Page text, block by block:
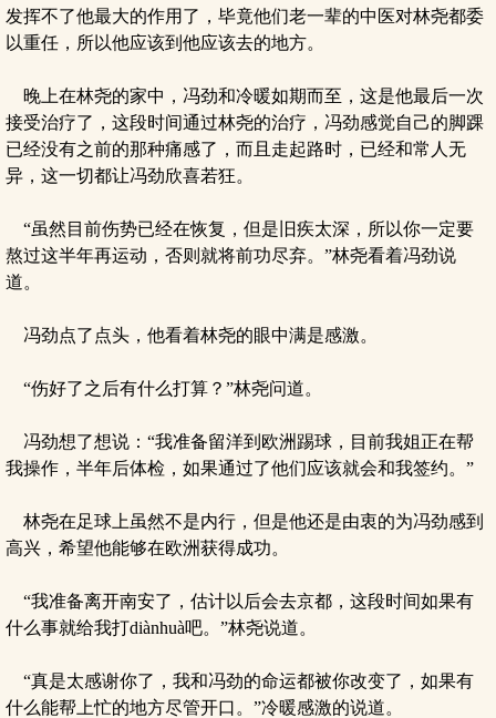
发挥不了他最大的作用了，毕竟他们老一辈的中医对林尧都委
以重任，所以他应该到他应该去的地方。
晚上在林尧的家中，冯劲和冷暖如期而至，这是他最后一次
接受治疗了，这段时间通过林尧的治疗，冯劲感觉自己的脚踝
已经没有之前的那种痛感了，而且走起路时，已经和常人无
异，这一切都让冯劲欣喜若狂。
“虽然目前伤势已经在恢复，但是旧疾太深，所以你一定要
熬过这半年再运动，否则就将前功尽弃。”林尧看着冯劲说
道。
冯劲点了点头，他看着林尧的眼中满是感激。
“伤好了之后有什么打算？”林尧问道。
冯劲想了想说：“我准备留洋到欧洲踢球，目前我姐正在帮
我操作，半年后体检，如果通过了他们应该就会和我签约。”
林尧在足球上虽然不是内行，但是他还是由衷的为冯劲感到
高兴，希望他能够在欧洲获得成功。
“我准备离开南安了，估计以后会去京都，这段时间如果有
什么事就给我打diànhuà吧。”林尧说道。
“真是太感谢你了，我和冯劲的命运都被你改变了，如果有
什么能帮上忙的地方尽管开口。”冷暖感激的说道。